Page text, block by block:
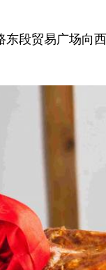
段贸易广场向